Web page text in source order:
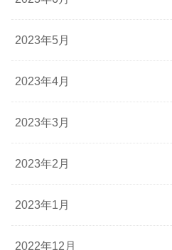
2023年5月
2023年4月
2023年3月
2023年2月
2023年1月
2022年12月